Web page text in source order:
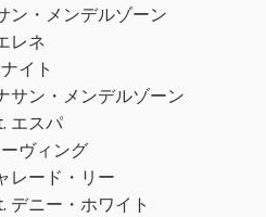
ン・メンデルゾーン
レネ
イト
サン・メンデルゾーン
エスパ
ヴィング
レード・リー
デニー・ホワイト